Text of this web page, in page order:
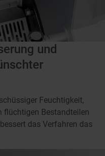
und
Feuchtigkeit,
flüchtigen Bestandteilen
das Verfahren das